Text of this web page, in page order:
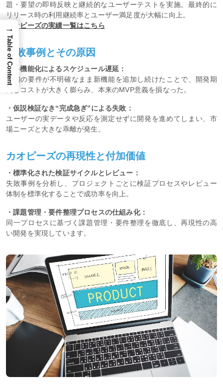
題・要望の即時反映と継続的なユーザーテストを実施。最終的に
リリース時の利用継続率とユーザー満足度が大幅に向上。
カオピーズの実績一覧はこちら
失敗事例とその原因
・多機能化によるスケジュール遅延：
最初の要件が不明確なまま新機能を追加し続けたことで、開発期
間とコストが大きく膨らみ、本来のMVP意義を損なった。
・仮説検証なき“完成急ぎ”による失敗：
ユーザーの実データや反応を測定せずに開発を進めてしまい、市
場ニーズと大きな乖離が発生。
カオピーズの再現性と付加価値
・標準化された検証サイクルとレビュー：
失敗事例を分析し、プロジェクトごとに検証プロセスやレビュー
体制を標準化することで成功率を向上。
・課題管理・要件整理プロセスの仕組み化：
同一プロセスに基づく課題管理・要件整理を徹底し、再現性の高
い開発を実現しています。
→
Table of Content